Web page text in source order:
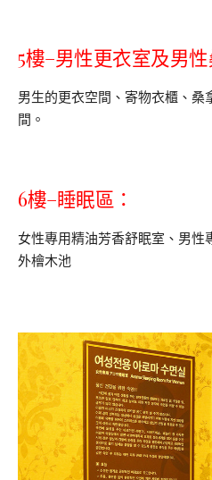
5樓–男性更衣室及男性
男生的更衣空間、寄物衣櫃、桑
間。
6樓–睡眠區：
女性專用精油芳香舒眠室、男性
外檜木池